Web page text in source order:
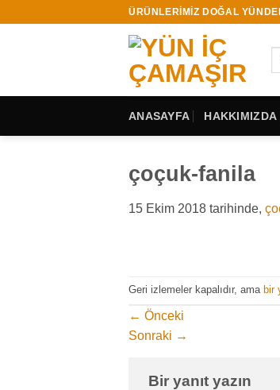
ÜRÜNLERİMİZ DOĞAL
ANASAYFA HAKKIMIZDA
çoçuk-fanila
15 Ekim 2018 tarihinde,
Geri izlemeler kapalıdır, ama bir
← Önceki
Sonraki →
Bir yanıt yazın